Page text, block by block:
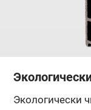
Экологически